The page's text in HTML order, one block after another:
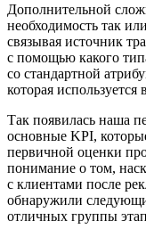
Дополнительной
необходимость так
связывая источник
с помощью какого
со стандартной
которая
Так появилась наша
основные KPI,
первичной оценки
понимание о том,
с клиентами после
обнаружили
отличных группы